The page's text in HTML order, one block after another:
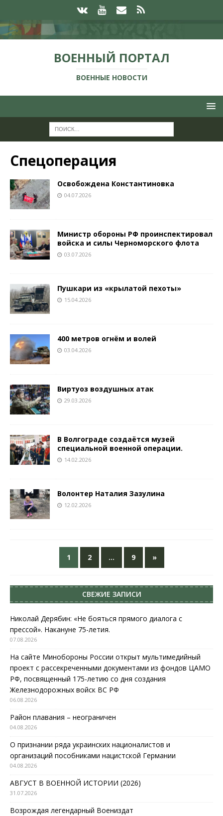
ВОЕННЫЙ ПОРТАЛ
ВОЕННЫЕ НОВОСТИ
Спецоперация
Освобождена Константиновка
04.07.2026
Министр обороны РФ проинспектировал
войска и силы Черноморского флота
03.07.2026
Пушкари из «крылатой пехоты»
15.04.2026
400 метров огнём и волей
03.04.2026
Виртуоз воздушных атак
29.03.2026
В Волгограде создаётся музей
специальной военной операции.
14.02.2026
Волонтер Наталия Зазулина
12.02.2026
1 2 … 9 »
СВЕЖИЕ ЗАПИСИ
Николай Дерябин: «Не бояться прямого диалога с
прессой». Накануне 75-летия.
07.08.2026
На сайте Минобороны России открыт мультимедийный
проект с рассекреченными документами из фондов ЦАМО
РФ, посвященный 175-летию со дня создания
Железнодорожных войск ВС РФ
06.08.2026
Район плавания – неограничен
04.08.2026
О признании ряда украинских националистов и
организаций пособниками нацистской Германии
04.08.2026
АВГУСТ В ВОЕННОЙ ИСТОРИИ (2026)
31.07.2026
Возрождая легендарный Воениздат